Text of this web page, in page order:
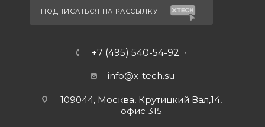
ПОДПИСАТЬСЯ НА РАССЫЛКУ
+7 (495) 540-54-92
info@x-tech.su
109044, Москва, Крутицкий Вал,14,
офис 315